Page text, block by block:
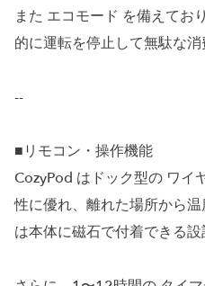
また エコモード を備えてお
的に運転を停止して無駄な消
--
■リモコン・操作機能
CozyPod はドック型の ワイ
性に優れ、離れた場所から
は本体に磁石で付着できる設